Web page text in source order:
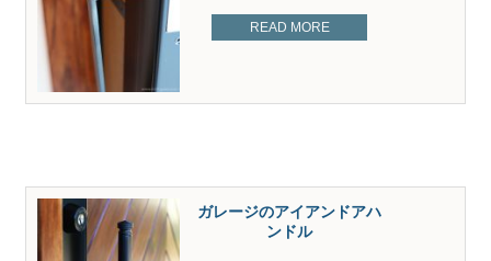
ガレージのアイアンドアハ
ンドル